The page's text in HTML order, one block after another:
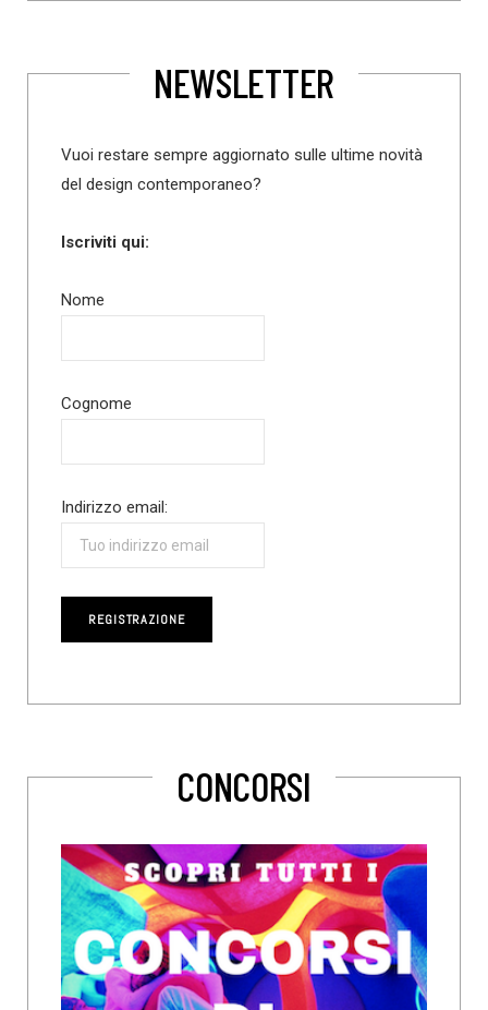
NEWSLETTER
Vuoi restare sempre aggiornato sulle ultime novità
del design contemporaneo?
Iscriviti qui:
Nome
Cognome
Indirizzo email:
CONCORSI